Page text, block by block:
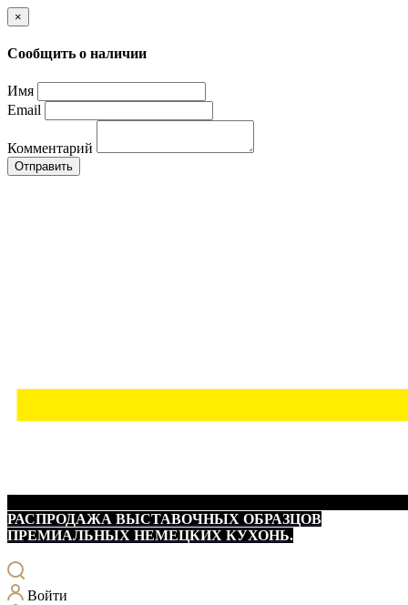
×
Сообщить о наличии
Имя
Email
Комментарий
Отправить
РАСПРОДАЖА ВЫСТАВОЧНЫХ ОБРАЗЦОВ
ПРЕМИАЛЬНЫХ НЕМЕЦКИХ КУХОНЬ.
Войти